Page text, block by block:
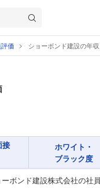
価 ショーボンド建設の年
接
ホワイト・
ブラック度
ボンド建設株式会社の